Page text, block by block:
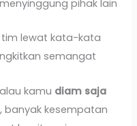
pihak lain
tim lewat kata-kata
semangat
kamu diam saja
, banyak kesempatan